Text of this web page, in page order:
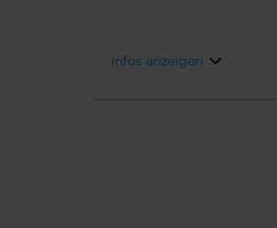
entfernt, was es zum
Infos anzeigen